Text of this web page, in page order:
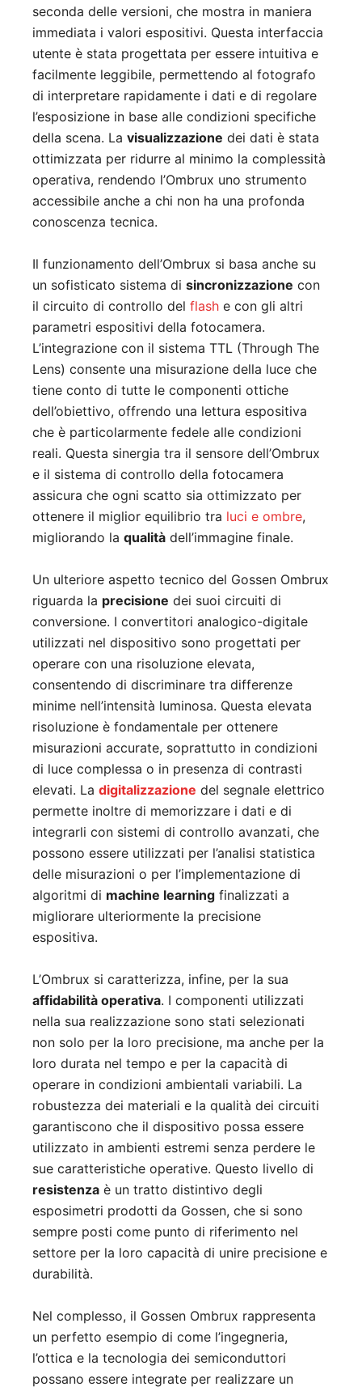
seconda delle versioni, che mostra in maniera
immediata i valori espositivi. Questa interfaccia
utente è stata progettata per essere intuitiva e
facilmente leggibile, permettendo al fotografo
di interpretare rapidamente i dati e di regolare
l’esposizione in base alle condizioni specifiche
della scena. La visualizzazione dei dati è stata
ottimizzata per ridurre al minimo la complessità
operativa, rendendo l’Ombrux uno strumento
accessibile anche a chi non ha una profonda
conoscenza tecnica.
Il funzionamento dell’Ombrux si basa anche su
un sofisticato sistema di sincronizzazione con
il circuito di controllo del flash e con gli altri
parametri espositivi della fotocamera.
L’integrazione con il sistema TTL (Through The
Lens) consente una misurazione della luce che
tiene conto di tutte le componenti ottiche
dell’obiettivo, offrendo una lettura espositiva
che è particolarmente fedele alle condizioni
reali. Questa sinergia tra il sensore dell’Ombrux
e il sistema di controllo della fotocamera
assicura che ogni scatto sia ottimizzato per
ottenere il miglior equilibrio tra luci e ombre,
migliorando la qualità dell’immagine finale.
Un ulteriore aspetto tecnico del Gossen Ombrux
riguarda la precisione dei suoi circuiti di
conversione. I convertitori analogico-digitale
utilizzati nel dispositivo sono progettati per
operare con una risoluzione elevata,
consentendo di discriminare tra differenze
minime nell’intensità luminosa. Questa elevata
risoluzione è fondamentale per ottenere
misurazioni accurate, soprattutto in condizioni
di luce complessa o in presenza di contrasti
elevati. La digitalizzazione del segnale elettrico
permette inoltre di memorizzare i dati e di
integrarli con sistemi di controllo avanzati, che
possono essere utilizzati per l’analisi statistica
delle misurazioni o per l’implementazione di
algoritmi di machine learning finalizzati a
migliorare ulteriormente la precisione
espositiva.
L’Ombrux si caratterizza, infine, per la sua
affidabilità operativa. I componenti utilizzati
nella sua realizzazione sono stati selezionati
non solo per la loro precisione, ma anche per la
loro durata nel tempo e per la capacità di
operare in condizioni ambientali variabili. La
robustezza dei materiali e la qualità dei circuiti
garantiscono che il dispositivo possa essere
utilizzato in ambienti estremi senza perdere le
sue caratteristiche operative. Questo livello di
resistenza è un tratto distintivo degli
esposimetri prodotti da Gossen, che si sono
sempre posti come punto di riferimento nel
settore per la loro capacità di unire precisione e
durabilità.
Nel complesso, il Gossen Ombrux rappresenta
un perfetto esempio di come l’ingegneria,
l’ottica e la tecnologia dei semiconduttori
possano essere integrate per realizzare un